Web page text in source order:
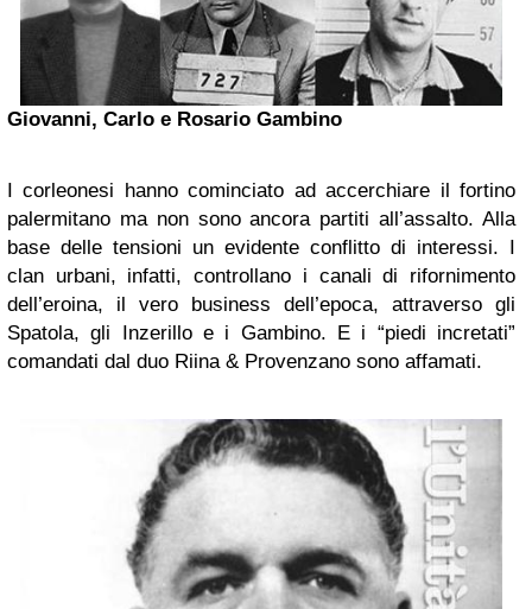
Giovanni, Carlo e Rosario Gambino
I corleonesi hanno cominciato ad accerchiare il fortino
palermitano ma non sono ancora partiti all’assalto. Alla
base delle tensioni un evidente conflitto di interessi. I
clan urbani, infatti, controllano i canali di rifornimento
dell’eroina, il vero business dell’epoca, attraverso gli
Spatola, gli Inzerillo e i Gambino. E i “piedi incretati”
comandati dal duo Riina & Provenzano sono affamati.